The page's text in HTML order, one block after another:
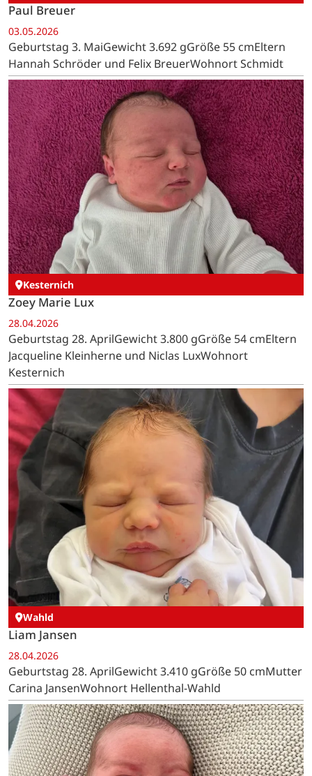
Paul Breuer
03.05.2026
Geburtstag 3. MaiGewicht 3.692 gGröße 55 cmEltern
Hannah Schröder und Felix BreuerWohnort Schmidt
Kesternich
Zoey Marie Lux
28.04.2026
Geburtstag 28. AprilGewicht 3.800 gGröße 54 cmEltern
Jacqueline Kleinherne und Niclas LuxWohnort
Kesternich
Wahld
Liam Jansen
28.04.2026
Geburtstag 28. AprilGewicht 3.410 gGröße 50 cmMutter
Carina JansenWohnort Hellenthal-Wahld